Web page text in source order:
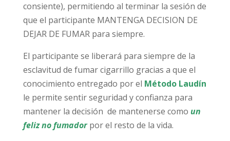
consiente), permitiendo al terminar la sesión de
que el participante MANTENGA DECISION DE
DEJAR DE FUMAR para siempre.
El participante se liberará para siempre de la
esclavitud de fumar cigarrillo gracias a que el
conocimiento entregado por el Método Laudín
le permite sentir seguridad y confianza para
mantener la decisión de mantenerse como un
feliz no fumadorpor el resto de la vida.